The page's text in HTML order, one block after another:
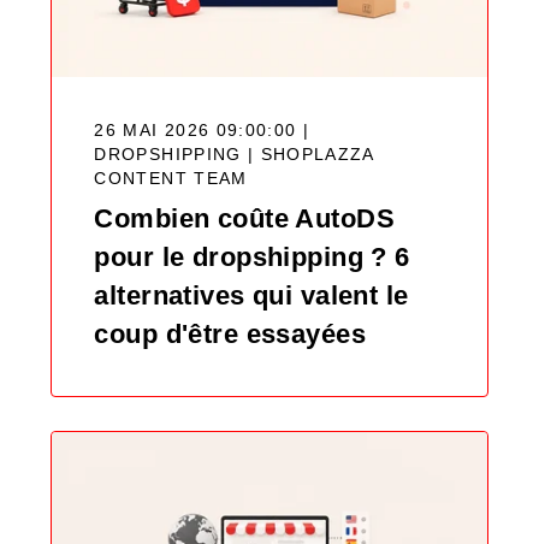
26 MAI 2026 09:00:00 |
DROPSHIPPING | SHOPLAZZA
CONTENT TEAM
Combien coûte AutoDS
pour le dropshipping ? 6
alternatives qui valent le
coup d'être essayées